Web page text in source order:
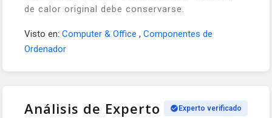
de calor original debe conservarse.
Visto en: Computer & Office , Componentes de
Ordenador
Análisis de Experto Experto verificado